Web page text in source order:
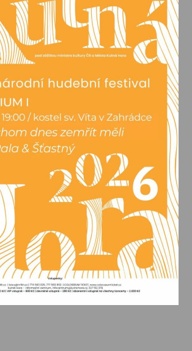
Za kulturou kousek za Humpolec. V Želivě ožije
odkaz Josefa Čapka
13. 7. 2026
Varhanní recitál Michala Novenka v Klášteře
3. 7. 2026
Petr Adamec – Malovaný svět
30. 6. 2026